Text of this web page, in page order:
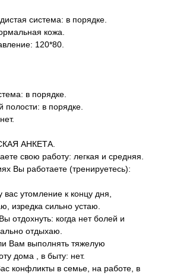
система: в порядке.
кожа.
120*80.
в порядке.
в порядке.
АНКЕТА.
свою работу: легкая и средняя.
Вы работаете (тренируетесь):
вас утомление к концу дня,
изредка сильно устаю.
отдохнуть: когда нет болей и
отдыхаю.
Вам выполнять тяжелую
дома , в быту: нет.
конфликты в семье, на работе, в